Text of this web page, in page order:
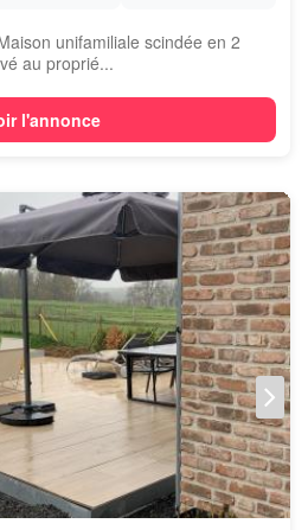
unifamiliale scindée en 2
au proprié...
l'annonce